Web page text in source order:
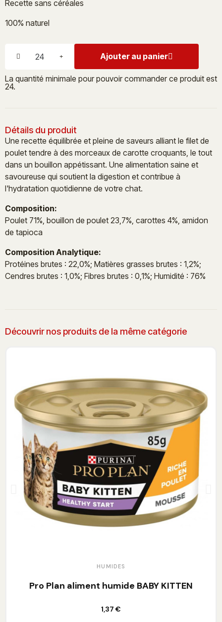
Recette sans céréales
100% naturel
Ajouter au panier
La quantité minimale pour pouvoir commander ce produit est
24.
Détails du produit
Une recette équilibrée et pleine de saveurs alliant le filet de
poulet tendre à des morceaux de carotte croquants, le tout
dans un bouillon appétissant. Une alimentation saine et
savoureuse qui soutient la digestion et contribue à
l'hydratation quotidienne de votre chat.
Composition:
Poulet 71%, bouillon de poulet 23,7%, carottes 4%, amidon
de tapioca
Composition Analytique:
Protéines brutes : 22,0%; Matières grasses brutes : 1,2%;
Cendres brutes : 1,0%; Fibres brutes : 0,1%; Humidité : 76%
Découvrir nos produits de la même catégorie
HUMIDES
Pro Plan aliment humide BABY KITTEN
1,37 €
Ajouter au panier